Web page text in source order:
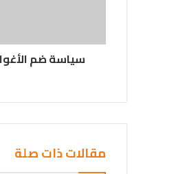
سياسة ضم
مقالات ذات صلة